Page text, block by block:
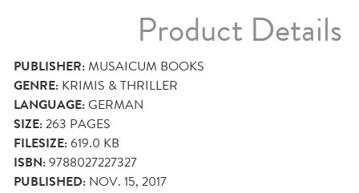
Product Details
PUBLISHER:MUSAICUM BOOKS
GENRE: KRIMIS & THRILLER
LANGUAGE:GERMAN
SIZE:263 PAGES
FILESIZE:619.0 KB
ISBN:9788027227327
PUBLISHED: NOV. 15, 2017